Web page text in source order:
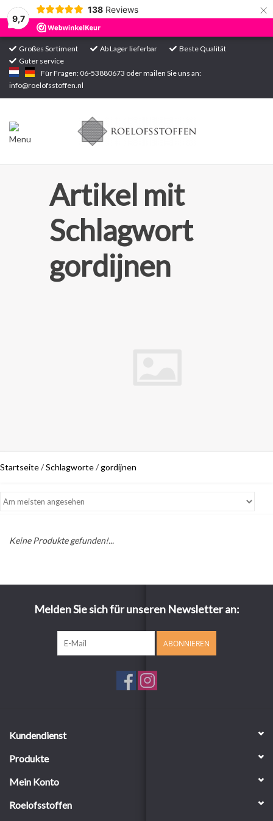
9,7
138 Reviews ×
Großes Sortiment Ab Lager lieferbar
Beste Qualität
Guter service
Für Fragen: 06-53880673 oder mailen Sie uns an:
info@roelofsstoffen.nl
Startseite
Sortiment
Artikel mit
Schlagwort
gordijnen
Startseite/Schlagworte/gordijnen
Keine Produkte gefunden!...
Melden Sie sich für unseren Newsletter an:
ABONNIEREN
Kundendienst
Produkte
Mein Konto
Roelofsstoffen